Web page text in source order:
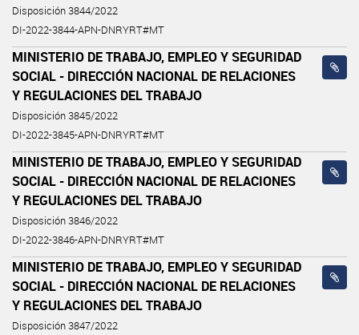
Disposición 3844/2022
DI-2022-3844-APN-DNRYRT#MT
MINISTERIO DE TRABAJO, EMPLEO Y SEGURIDAD
SOCIAL - DIRECCIÓN NACIONAL DE RELACIONES
Y REGULACIONES DEL TRABAJO
Disposición 3845/2022
DI-2022-3845-APN-DNRYRT#MT
MINISTERIO DE TRABAJO, EMPLEO Y SEGURIDAD
SOCIAL - DIRECCIÓN NACIONAL DE RELACIONES
Y REGULACIONES DEL TRABAJO
Disposición 3846/2022
DI-2022-3846-APN-DNRYRT#MT
MINISTERIO DE TRABAJO, EMPLEO Y SEGURIDAD
SOCIAL - DIRECCIÓN NACIONAL DE RELACIONES
Y REGULACIONES DEL TRABAJO
Disposición 3847/2022